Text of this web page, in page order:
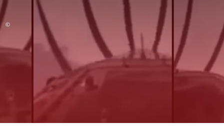
©